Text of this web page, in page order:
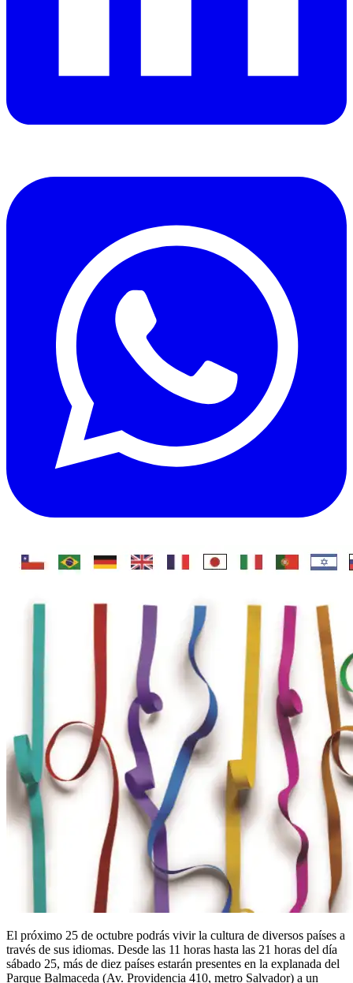
El próximo 25 de octubre podrás vivir la cultura de diversos países a
través de sus idiomas. Desde las 11 horas hasta las 21 horas del día
sábado 25, más de diez países estarán presentes en la explanada del
Parque Balmaceda (Av. Providencia 410, metro Salvador) a un